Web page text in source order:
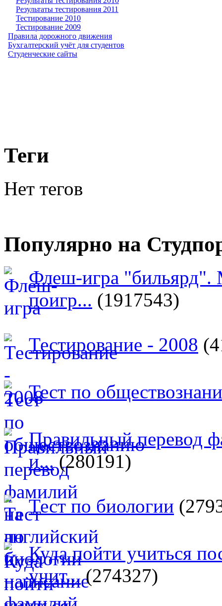
Результаты тестирования 2011
Тестирование 2010
Тестирование 2009
Правила дорожного движения
Бухгалтерский учёт для студентов
Студенческие сайты
Теги
Нет тегов
Популярно на
Флеш-игра "бильярд".
поигр... (1917543)
Тестирование - 2008
Тест по
Правильный перевод
и...(280191)
Тест по биологии
Куда пойти учиться
учит...(274327)